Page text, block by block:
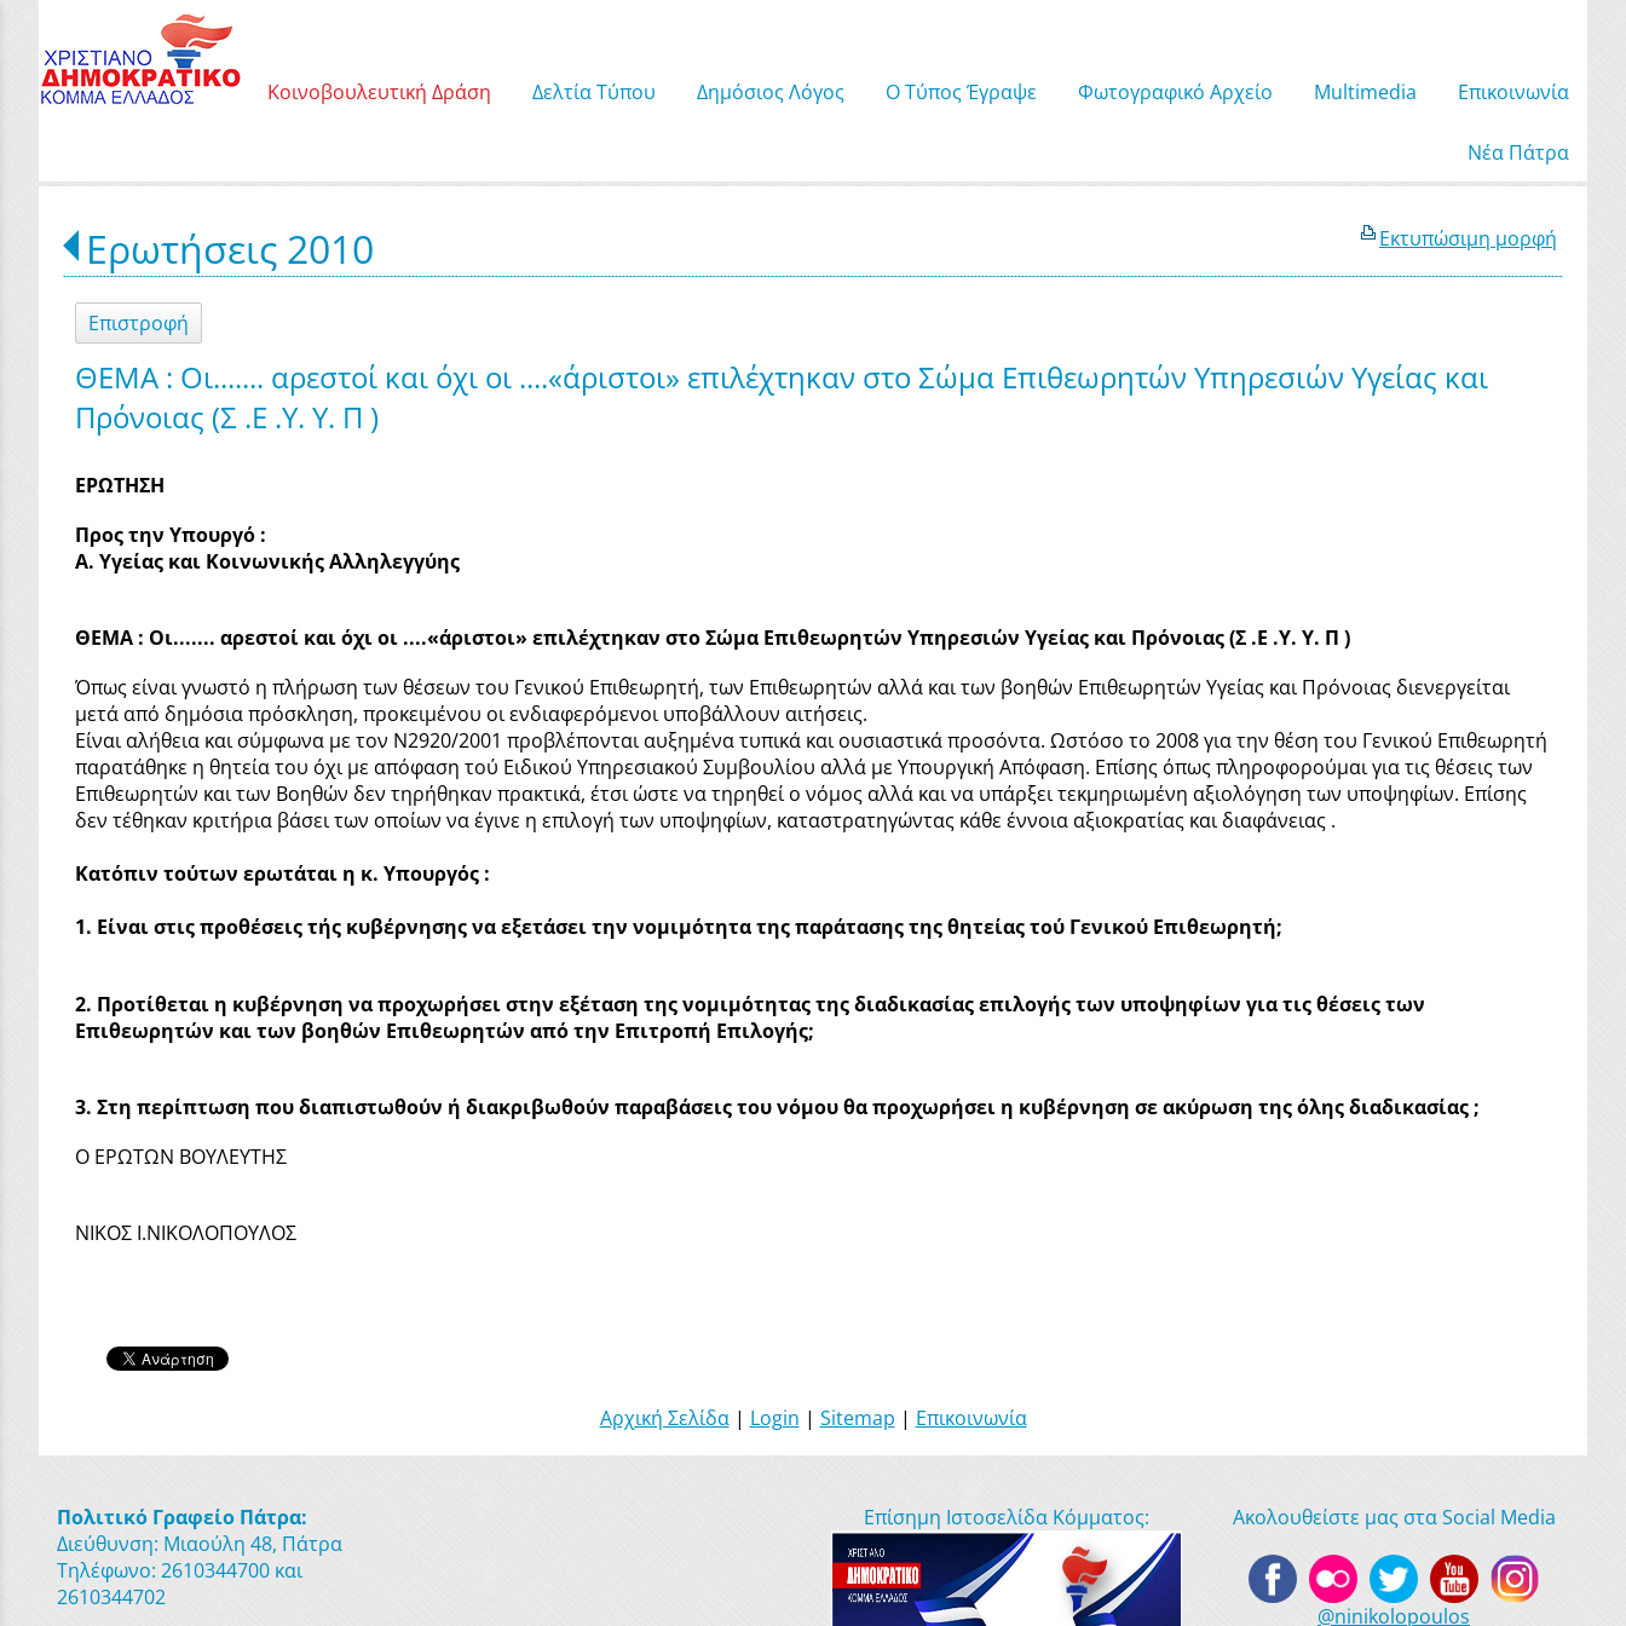
Κοινοβουλευτική Δράση Δελτία Τύπου Δημόσιος Λόγος Ο Τύπος Έγραψε Φωτογραφικό Αρχείο Μultimedia Επικοινωνία
Νέα Πάτρα
Εκτυπώσιμη μορφή
Ερωτήσεις 2010
Επιστροφή
ΘΕΜΑ : Οι....... αρεστοί και όχι οι ....«άριστοι» επιλέχτηκαν στο Σώμα Επιθεωρητών Υπηρεσιών Υγείας και
Πρόνοιας (Σ .Ε .Υ. Υ. Π )
ΕΡΩΤΗΣΗ
Προς την Υπουργό :
Α. Υγείας και Κοινωνικής Αλληλεγγύης
ΘΕΜΑ : Οι....... αρεστοί και όχι οι ....«άριστοι» επιλέχτηκαν στο Σώμα Επιθεωρητών Υπηρεσιών Υγείας και Πρόνοιας (Σ .Ε .Υ. Υ. Π )
Όπως είναι γνωστό η πλήρωση των θέσεων του Γενικού Επιθεωρητή, των Επιθεωρητών αλλά και των βοηθών Επιθεωρητών Υγείας και Πρόνοιας διενεργείται
μετά από δημόσια πρόσκληση, προκειμένου οι ενδιαφερόμενοι υποβάλλουν αιτήσεις.
Είναι αλήθεια και σύμφωνα με τον Ν2920/2001 προβλέπονται αυξημένα τυπικά και ουσιαστικά προσόντα. Ωστόσο το 2008 για την θέση του Γενικού Επιθεωρητή
παρατάθηκε η θητεία του όχι με απόφαση τού Ειδικού Υπηρεσιακού Συμβουλίου αλλά με Υπουργική Απόφαση. Επίσης όπως πληροφορούμαι για τις θέσεις των
Επιθεωρητών και των Βοηθών δεν τηρήθηκαν πρακτικά, έτσι ώστε να τηρηθεί ο νόμος αλλά και να υπάρξει τεκμηριωμένη αξιολόγηση των υποψηφίων. Επίσης
δεν τέθηκαν κριτήρια βάσει των οποίων να έγινε η επιλογή των υποψηφίων, καταστρατηγώντας κάθε έννοια αξιοκρατίας και διαφάνειας .
Κατόπιν τούτων ερωτάται η κ. Υπουργός :
1. Είναι στις προθέσεις τής κυβέρνησης να εξετάσει την νομιμότητα της παράτασης της θητείας τού Γενικού Επιθεωρητή;
2. Προτίθεται η κυβέρνηση να προχωρήσει στην εξέταση της νομιμότητας της διαδικασίας επιλογής των υποψηφίων για τις θέσεις των
Επιθεωρητών και των βοηθών Επιθεωρητών από την Επιτροπή Επιλογής;
3. Στη περίπτωση που διαπιστωθούν ή διακριβωθούν παραβάσεις του νόμου θα προχωρήσει η κυβέρνηση σε ακύρωση της όλης διαδικασίας ;
Ο ΕΡΩΤΩΝ ΒΟΥΛΕΥΤΗΣ
NIKOΣ Ι.ΝΙΚΟΛΟΠΟΥΛΟΣ
Αρχική Σελίδα| Login | Sitemap | Επικοινωνία
Πολιτικό Γραφείο Πάτρα:
Διεύθυνση: Μιαούλη 48, Πάτρα
Τηλέφωνο: 2610344700 και
2610344702
Επίσημη Ιστοσελίδα Κόμματος: Ακολουθείστε μας στα Social Media
@ninikolopoulos